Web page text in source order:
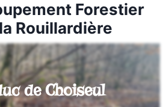
Forestier
Rouillardière
de Choiseul